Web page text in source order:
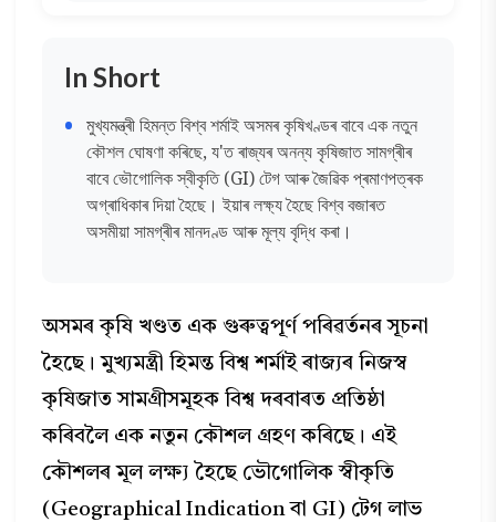
In Short
মুখ্যমন্ত্ৰী হিমন্ত বিশ্ব শৰ্মাই অসমৰ কৃষিখণ্ডৰ বাবে এক নতুন
কৌশল ঘোষণা কৰিছে, য'ত ৰাজ্যৰ অনন্য কৃষিজাত সামগ্ৰীৰ
বাবে ভৌগোলিক স্বীকৃতি (GI) টেগ আৰু জৈৱিক প্ৰমাণপত্ৰক
অগ্ৰাধিকাৰ দিয়া হৈছে। ইয়াৰ লক্ষ্য হৈছে বিশ্ব বজাৰত
অসমীয়া সামগ্ৰীৰ মানদণ্ড আৰু মূল্য বৃদ্ধি কৰা।
অসমৰ কৃষি খণ্ডত এক গুৰুত্বপূৰ্ণ পৰিৱৰ্তনৰ সূচনা
হৈছে। মুখ্যমন্ত্ৰী হিমন্ত বিশ্ব শৰ্মাই ৰাজ্যৰ নিজস্ব
কৃষিজাত সামগ্ৰীসমূহক বিশ্ব দৰবাৰত প্ৰতিষ্ঠা
কৰিবলৈ এক নতুন কৌশল গ্ৰহণ কৰিছে। এই
কৌশলৰ মূল লক্ষ্য হৈছে ভৌগোলিক স্বীকৃতি
(Geographical Indication বা GI) টেগ লাভ